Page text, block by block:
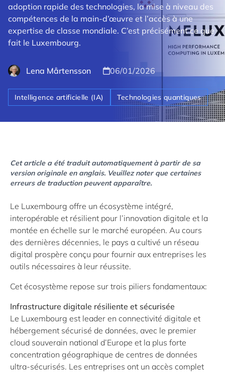
adoption rapide des technologies, la mise à niveau des
compétences de la main-d’œuvre et l’accès à une
expertise de classe mondiale. C’est précisément ce que
fait le Luxembourg.
Lena Mårtensson 06/01/2026
Intelligence artificielle (IA) Technologies quantiques
Cet article a été traduit automatiquement à partir de sa
version originale en anglais. Veuillez noter que certaines
erreurs de traduction peuvent apparaître.
Le Luxembourg offre un écosystème intégré,
interopérable et résilient pour l’innovation digitale et la
montée en échelle sur le marché européen. Au cours
des dernières décennies, le pays a cultivé un réseau
digital prospère conçu pour fournir aux entreprises les
outils nécessaires à leur réussite.
Cet écosystème repose sur trois piliers fondamentaux:
Infrastructure digitale résiliente et sécurisée
Le Luxembourg est leader en connectivité digitale et
hébergement sécurisé de données, avec le premier
cloud souverain national d’Europe et la plus forte
concentration géographique de centres de données
ultra-sécurisés. Les entreprises ont un accès complet